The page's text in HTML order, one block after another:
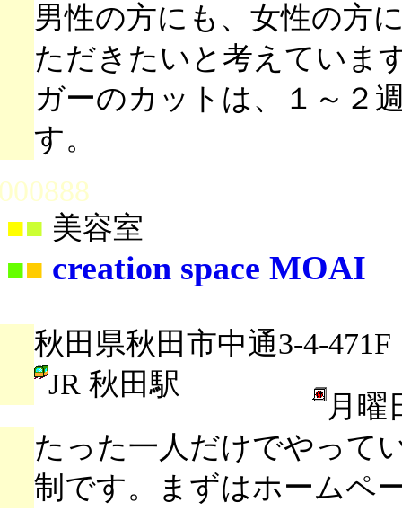
男性の方にも、女性の方
ただきたいと考えていま
ガーのカットは、１～２
す。
■ 美容室
■■ creation space MOAI
秋田県秋田市中通3-4-471F
JR 秋田駅
月曜
たった一人だけでやって
制です。まずはホームペ